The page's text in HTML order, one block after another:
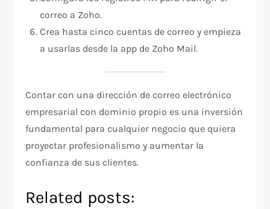
correo a Zoho.
Crea hasta cinco cuentas de correo y empieza
a usarlas desde la app de Zoho Mail.
Contar con una dirección de correo electrónico
empresarial con dominio propio es una inversión
fundamental para cualquier negocio que quiera
proyectar profesionalismo y aumentar la
confianza de sus clientes.
Related posts: